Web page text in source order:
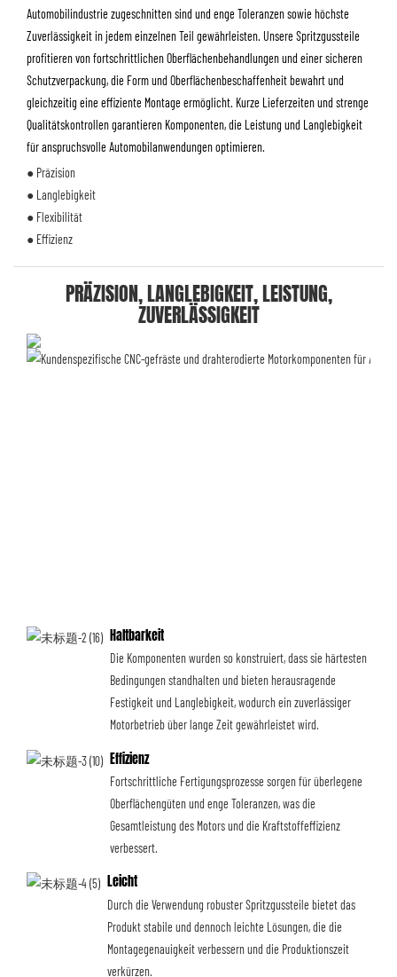
Automobilindustrie zugeschnitten sind und enge Toleranzen sowie höchste
Zuverlässigkeit in jedem einzelnen Teil gewährleisten. Unsere Spritzgussteile
profitieren von fortschrittlichen Oberflächenbehandlungen und einer sicheren
Schutzverpackung, die Form und Oberflächenbeschaffenheit bewahrt und
gleichzeitig eine effiziente Montage ermöglicht. Kurze Lieferzeiten und strenge
Qualitätskontrollen garantieren Komponenten, die Leistung und Langlebigkeit
für anspruchsvolle Automobilanwendungen optimieren.
● Präzision
● Langlebigkeit
● Flexibilität
● Effizienz
PRÄZISION, LANGLEBIGKEIT, LEISTUNG,
ZUVERLÄSSIGKEIT
Haltbarkeit
Die Komponenten wurden so konstruiert, dass sie härtesten
Bedingungen standhalten und bieten herausragende
Festigkeit und Langlebigkeit, wodurch ein zuverlässiger
Motorbetrieb über lange Zeit gewährleistet wird.
Effizienz
Fortschrittliche Fertigungsprozesse sorgen für überlegene
Oberflächengüten und enge Toleranzen, was die
Gesamtleistung des Motors und die Kraftstoffeffizienz
verbessert.
Leicht
Durch die Verwendung robuster Spritzgussteile bietet das
Produkt stabile und dennoch leichte Lösungen, die die
Montagegenauigkeit verbessern und die Produktionszeit
verkürzen.